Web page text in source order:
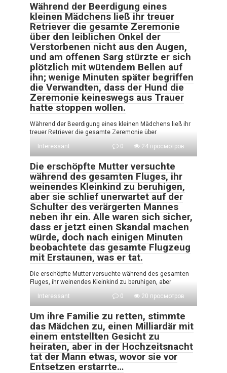
Während der Beerdigung eines
kleinen Mädchens ließ ihr treuer
Retriever die gesamte Zeremonie
über den leiblichen Onkel der
Verstorbenen nicht aus den Augen,
und am offenen Sarg stürzte er sich
plötzlich mit wütendem Bellen auf
ihn; wenige Minuten später begriffen
die Verwandten, dass der Hund die
Zeremonie keineswegs aus Trauer
hatte stoppen wollen.
Während der Beerdigung eines kleinen Mädchens ließ ihr
treuer Retriever die gesamte Zeremonie über
Interessant
0 24 просмотров
Die erschöpfte Mutter versuchte
während des gesamten Fluges, ihr
weinendes Kleinkind zu beruhigen,
aber sie schlief unerwartet auf der
Schulter des verärgerten Mannes
neben ihr ein. Alle waren sich sicher,
dass er jetzt einen Skandal machen
würde, doch nach einigen Minuten
beobachtete das gesamte Flugzeug
mit Erstaunen, was er tat.
Die erschöpfte Mutter versuchte während des gesamten
Fluges, ihr weinendes Kleinkind zu beruhigen, aber
Interessant
0 20 просмотров
Um ihre Familie zu retten, stimmte
das Mädchen zu, einen Milliardär mit
einem entstellten Gesicht zu
heiraten, aber in der Hochzeitsnacht
tat der Mann etwas, wovor sie vor
Entsetzen erstarrte…